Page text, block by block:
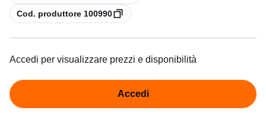
copiaCod. produttore 100990
Accedi per visualizzare prezzi e disponibilità
Accedi